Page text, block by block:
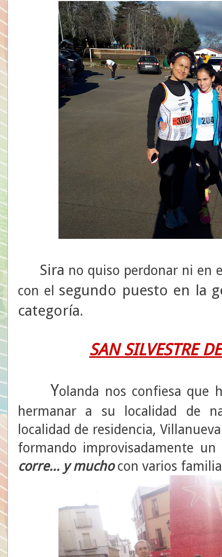
Sira no quiso perdonar ni en
con el segundo puesto en la
categoría.
SAN SILVESTRE
Yolanda nos confiesa que
hermanar a su localidad de
localidad de residencia,
formando improvisadamente
corre... y muchocon varios